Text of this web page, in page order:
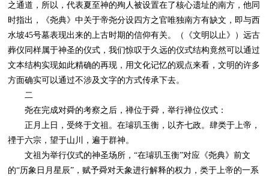
之通道，所以，代表夏至神的殉人被设置在了核心遗址的南方，他同
时指出，《尧典》中关于帝尧分设四方之官唯独南方有缺文，即与西
水坡45号墓表现出来的上古时期的信仰有关。（《文明以止》）远古
葬仪同样属于神圣的仪式，我们惊叹于久远的仪式结构竟然可以通过
文本结构实现如此精确的再现，用文化记忆的观点来看，文明的许多
方面确实可以通过不涉及文字的方式传承下去。
二
尧在完成对舜的考察之后，禅位于舜，举行禅位仪式：
正月上日，受终于文祖。在璿玑玉衡，以齐七政。肆类于上帝，
禋于六宗，望于山川，遍于群神。
文祖为举行仪式的神圣场所，“在璿玑玉衡”对应《尧典》前文
的“历象日月星辰”，赋予舜对天象进行解释的权力，类于上帝的一系